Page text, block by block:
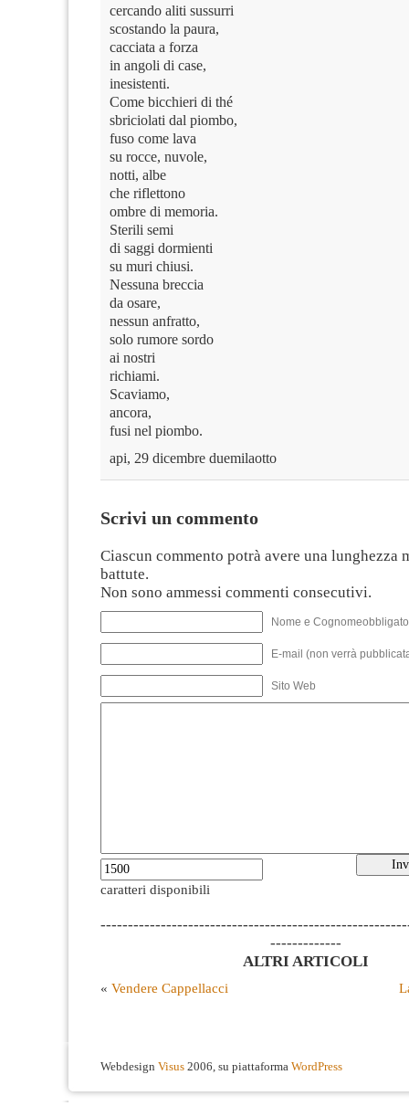
cercando aliti sussurri
scostando la paura,
cacciata a forza
in angoli di case,
inesistenti.
Come bicchieri di thé
sbriciolati dal piombo,
fuso come lava
su rocce, nuvole,
notti, albe
che riflettono
ombre di memoria.
Sterili semi
di saggi dormienti
su muri chiusi.
Nessuna breccia
da osare,
nessun anfratto,
solo rumore sordo
ai nostri
richiami.
Scaviamo,
ancora,
fusi nel piombo.
api, 29 dicembre duemilaotto
Scrivi un commento
Ciascun commento potrà avere una lunghezza
battute.
Non sono ammessi commenti consecutivi.
Nome e
E-mail (non verrà
Sito Web
caratteri disponibili
-------------
ALTRI ARTICOLI
« Vendere Cappellacci
Webdesign Visus 2006, su piattaforma WordPress